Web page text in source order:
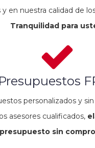
en nuestra calidad de
Tranquilidad para
Presupuestos
personalizados y
asesores cualificados,
presupuesto sin